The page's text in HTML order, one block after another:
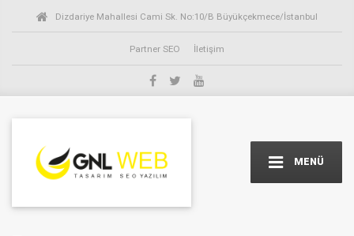
Dizdariye Mahallesi Cami Sk. No:10/B Büyükçekmece/İstanbul
Partner SEO İletişim
MENÜ